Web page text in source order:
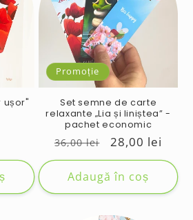
ușor"
Promoție
Set semne de carte
relaxante „Lia și liniștea” -
pachet economic
Preț
obișnuit
36,00 lei
Preț
de
vânzare
28,00 lei
Adaugă în coș